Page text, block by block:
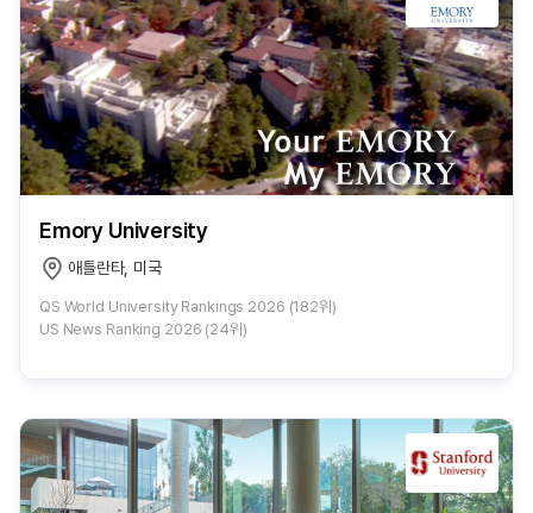
Emory University
애틀란타, 미국
QS World University Rankings 2026 (182위)
US News Ranking 2026 (24위)